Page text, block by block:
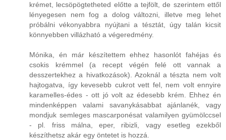
krémet, lecsöpögtetheted előtte a tejfölt, de szerintem ettől
lényegesen nem fog a dolog változni, illetve meg lehet
próbálni vékonyabbra nyújtani a tésztát, úgy talán kicsit
könnyebben villázható a végeredmény.
Mónika, én már készítettem ehhez hasonlót fahéjas és
csokis krémmel (a recept végén felé ott vannak a
desszertekhez a hivatkozások). Azoknál a tészta nem volt
hajtogatva, így kevesebb cukrot vett fel, nem volt ennyire
karamelles-édes - ott jó volt az édesebb krém. Ehhez én
mindenképpen valami savanykásabbat ajánlanék, vagy
mondjuk semleges mascarponésat valamilyen gyümölccsel
- pl. friss málna, eper, ribizli, vagy esetleg ezekből
készíthetsz akár egy öntetet is hozzá.